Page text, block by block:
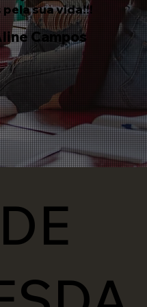
pela sua vida!!!
Campos